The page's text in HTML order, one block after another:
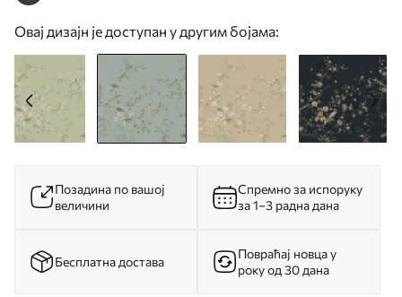
Овај дизајн је доступан у другим бојама:
Позадина по вашој
величини
Спремно за испоруку
за 1–3 радна дана
Бесплатна достава
Повраћај новца у
року од 30 дана